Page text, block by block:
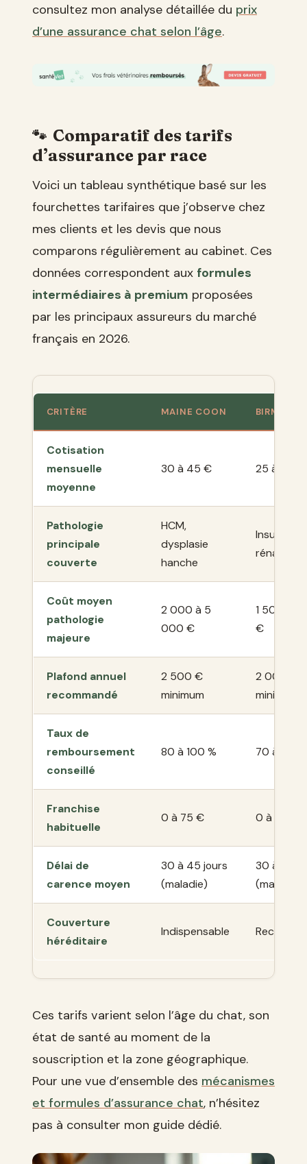
consultez mon analyse détaillée du prix
d’une assurance chat selon l’âge.
Comparatif des tarifs
d’assurance par race
Voici un tableau synthétique basé sur les
fourchettes tarifaires que j’observe chez
mes clients et les devis que nous
comparons régulièrement au cabinet. Ces
données correspondent aux formules
intermédiaires à premium proposées
par les principaux assureurs du marché
français en 2026.
CRITÈRE MAINE COON BIRMAN
Cotisation
mensuelle
moyenne
30 à 45 € 25 à 40 €
Pathologie
principale
couverte
HCM,
dysplasie
hanche
rénale
Coût moyen
pathologie
majeure
2 000 à 5
000 €
1 500 à
€
Plafond annuel
recommandé
2 500 €
minimum
2 000 €
minimum
Taux de
remboursement
conseillé
80 à 100 % 70 à 100
Franchise
habituelle
0 à 75 € 0 à 100 €
Délai de
carence moyen
30 à 45 jours
(maladie)
30 à 45
(maladie)
Couverture
héréditaire
Indispensable
Ces tarifs varient selon l’âge du chat, son
état de santé au moment de la
souscription et la zone géographique.
Pour une vue d’ensemble des mécanismes
et formules d’assurance chat, n’hésitez
pas à consulter mon guide dédié.